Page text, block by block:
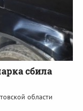
сбила
области